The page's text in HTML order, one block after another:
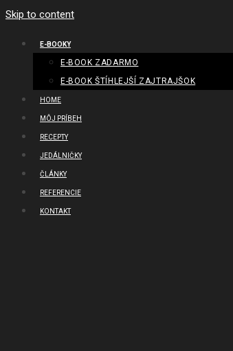
Skip to content
E-BOOKY
E-BOOK ZADARMO
E-BOOK ŠTÍHLEJŠÍ ZAJTRAJŠOK
HOME
MÔJ PRÍBEH
RECEPTY
JEDÁLNIČKY
ČLÁNKY
REFERENCIE
KONTAKT